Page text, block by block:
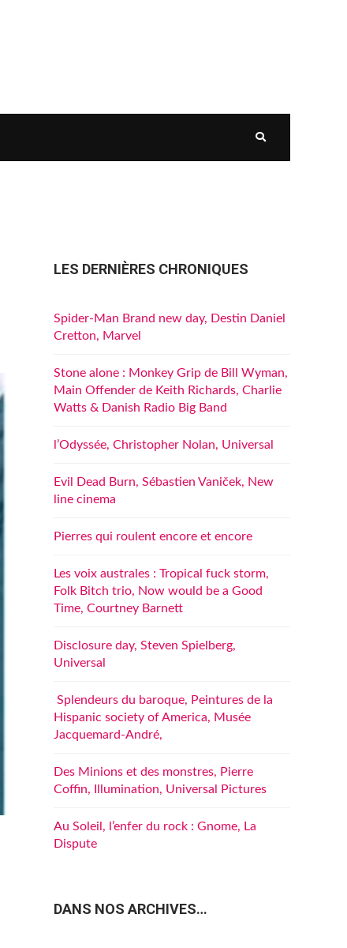
LES DERNIÈRES CHRONIQUES
Spider-Man Brand new day, Destin Daniel
Cretton, Marvel
Stone alone : Monkey Grip de Bill Wyman,
Main Offender de Keith Richards, Charlie
Watts & Danish Radio Big Band
l’Odyssée, Christopher Nolan, Universal
Evil Dead Burn, Sébastien Vaniček, New
line cinema
Pierres qui roulent encore et encore
Les voix australes : Tropical fuck storm,
Folk Bitch trio, Now would be a Good
Time, Courtney Barnett
Disclosure day, Steven Spielberg,
Universal
Splendeurs du baroque, Peintures de la
Hispanic society of America, Musée
Jacquemard-André,
Des Minions et des monstres, Pierre
Coffin, Illumination, Universal Pictures
Au Soleil, l’enfer du rock : Gnome, La
Dispute
DANS NOS ARCHIVES…